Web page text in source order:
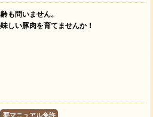
も問いません。
しい豚肉を育てませんか！
要マニュアル免許